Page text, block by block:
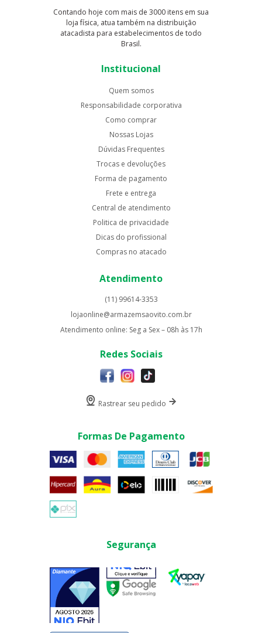
Contando hoje com mais de 3000 itens em sua
loja física, atua também na distribuição
atacadista para estabelecimentos de todo
Brasil.
Institucional
Quem somos
Responsabilidade corporativa
Como comprar
Nossas Lojas
Dúvidas Frequentes
Trocas e devoluções
Forma de pagamento
Frete e entrega
Central de atendimento
Politica de privacidade
Dicas do profissional
Compras no atacado
Atendimento
(11) 99614-3353
lojaonline@armazemsaovito.com.br
Atendimento online: Seg a Sex – 08h às 17h
Redes Sociais
Rastrear seu pedido
Formas De Pagamento
Segurança